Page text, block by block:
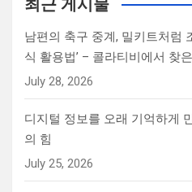
남편의 축구 중계, 밀키트처럼
식 활용법’ – 콜라티비에서 찾
July 28, 2026
디지털 정보를 오래 기억하게
의 힘
July 25, 2026